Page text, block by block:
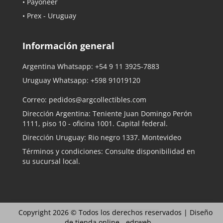
• Prex - Uruguay
Información general
Argentina Whatsapp: +54 9 11 3925-7883
Uruguay Whatsapp: +598 91019120
Correo: pedidos@argcollectibles.com
Dirección Argentina: Teniente Juan Domingo Perón
1111, piso 10 - oficina 1001. Capital federal.
Dirección Uruguay: Rio negro 1337. Montevideo
Términos y condiciones: Consulte disponibilidad en
su sucursal local.
Copyright 2026 © Todos los derechos reservados | Diseño